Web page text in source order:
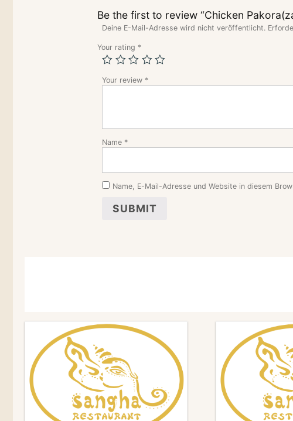
Be the first to review “Chicken
Deine E-Mail-Adresse wird nicht veröffentlicht.
Your rating *
Your review *
Name *
Name, E-Mail-Adresse und Website in diesem